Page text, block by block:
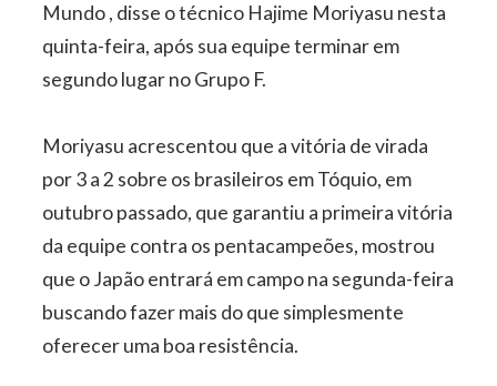
Mundo , disse o técnico Hajime Moriyasu nesta
quinta-feira, após sua equipe terminar em
segundo lugar no Grupo F.
Moriyasu acrescentou que a vitória de virada
por 3 a 2 sobre os brasileiros em Tóquio, em
outubro passado, que garantiu a primeira vitória
da equipe contra os pentacampeões, mostrou
que o Japão entrará em campo na segunda-feira
buscando fazer mais do que simplesmente
oferecer uma boa resistência.